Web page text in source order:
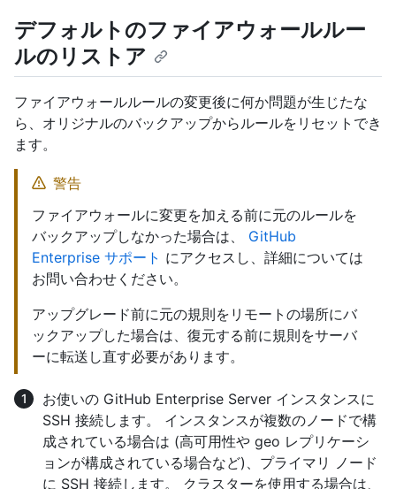
デフォルトのファイアウォールルー
ルのリストア
ファイアウォールルールの変更後に何か問題が生じたな
ら、オリジナルのバックアップからルールをリセットでき
ます。
警告
ファイアウォールに変更を加える前に元のルールを
バックアップしなかった場合は、 GitHub
Enterprise サポート にアクセスし、詳細については
お問い合わせください。
アップグレード前に元の規則をリモートの場所にバ
ックアップした場合は、復元する前に規則をサーバ
ーに転送し直す必要があります。
お使いの GitHub Enterprise Server インスタンスに
SSH 接続します。 インスタンスが複数のノードで構
成されている場合は (高可用性や geo レプリケーシ
ョンが構成されている場合など)、プライマリ ノード
に SSH 接続します。 クラスターを使用する場合は、